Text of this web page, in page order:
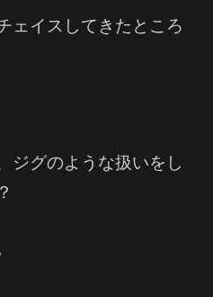
ェイスしてきたところ
ジグのような扱いをし